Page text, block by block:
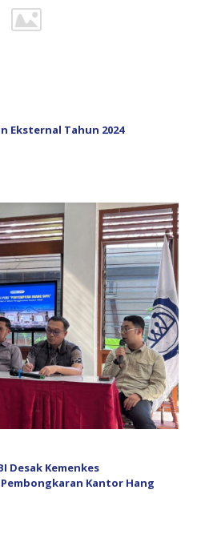
Eksternal Tahun 2024
Desak Kemenkes
Kantor Hang